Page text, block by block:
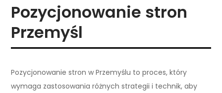
Pozycjonowanie stron
Przemyśl
Pozycjonowanie stron w Przemyślu to proces, który
wymaga zastosowania różnych strategii i technik, aby